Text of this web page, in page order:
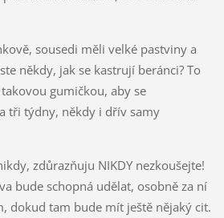
sousedi měli velké pastviny a
někdy, jak se kastrují beránci? To
gumičkou, aby se
tři týdny, někdy i dřív samy
zdůrazňuju NIKDY nezkoušejte!
bude schopná udělat, osobně za ní
dokud tam bude mít ještě nějaký cit.